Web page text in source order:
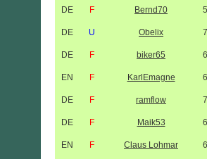
DE F Bernd70
DE U Obelix
DE F biker65
EN F KarlEmagne
DE F ramflow
DE F Maik53
EN F Claus Lohmar